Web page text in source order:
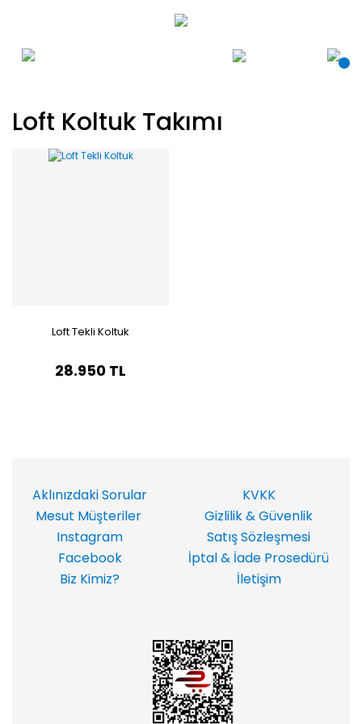
Loft Koltuk Takımı
Loft Tekli Koltuk
28.950 TL
Aklınızdaki Sorular
KVKK
Mesut Müşteriler
Gizlilik & Güvenlik
Instagram
Satış Sözleşmesi
Facebook
İptal & İade Prosedürü
Biz Kimiz?
İletişim